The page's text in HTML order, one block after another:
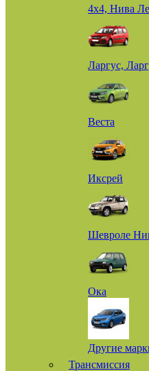
4х4, Нива
Ларгус,
Веста
Иксрей
Шевроле
Ока
Другие
Трансмиссия